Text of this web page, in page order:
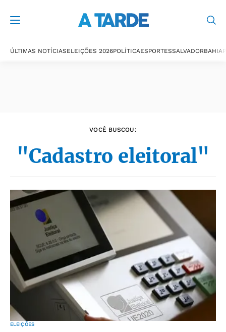
ÚLTIMAS NOTÍCIASELEIÇÕES 2026POLÍTICAESPORTESSALVADORBAHIA
VOCÊ BUSCOU:
"Cadastro eleitoral"
ELEIÇÕES